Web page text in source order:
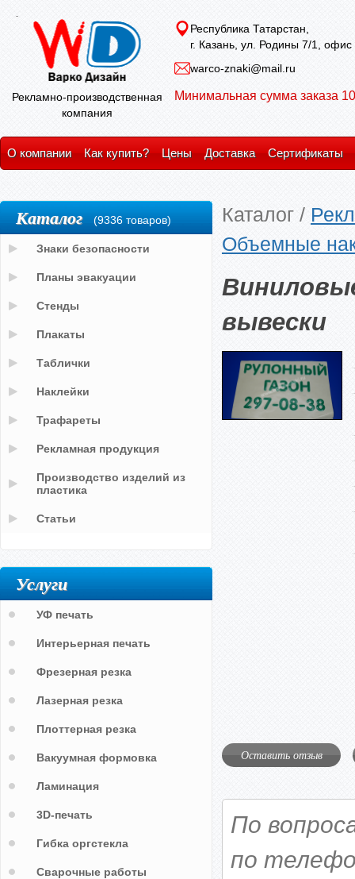
Рекламно-производственная
компания
Республика Татарстан,
г. Казань, ул. Родины 7/1, офис
warco-znaki@mail.ru
Минимальная сумма заказа
О компании Как купить? Цены Доставка Сертификаты
Каталог /
Объемные
вывески
Оставить отзыв
По
по
Каталог (9336 товаров)
Знаки безопасности
Планы эвакуации
Стенды
Плакаты
Таблички
Наклейки
Трафареты
Рекламная продукция
Производство изделий из
пластика
Статьи
Услуги
УФ печать
Интерьерная печать
Фрезерная резка
Лазерная резка
Плоттерная резка
Вакуумная формовка
Ламинация
3D-печать
Гибка оргстекла
Сварочные работы